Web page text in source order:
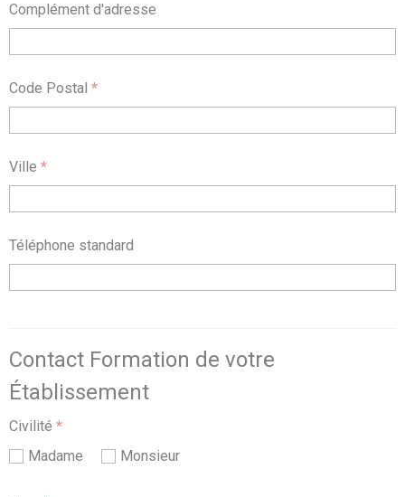
Complément d'adresse
Code Postal *
Ville *
Téléphone standard
Contact Formation de votre
Établissement
Civilité *
Madame
Monsieur